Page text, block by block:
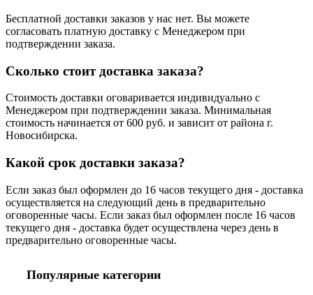
Бесплатной доставки заказов у нас нет. Вы можете
согласовать платную доставку с Менеджером при
подтверждении заказа.
Сколько стоит доставка заказа?
Стоимость доставки оговаривается индивидуально с
Менеджером при подтверждении заказа. Минимальная
стоимость начинается от 600 руб. и зависит от района г.
Новосибирска.
Какой срок доставки заказа?
Если заказ был оформлен до 16 часов текущего дня - доставка
осуществляется на следующий день в предварительно
оговоренные часы. Если заказ был оформлен после 16 часов
текущего дня - доставка будет осуществлена через день в
предварительно оговоренные часы.
Популярные категории